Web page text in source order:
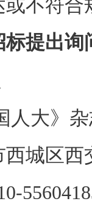
或不符
提出
中国
京市